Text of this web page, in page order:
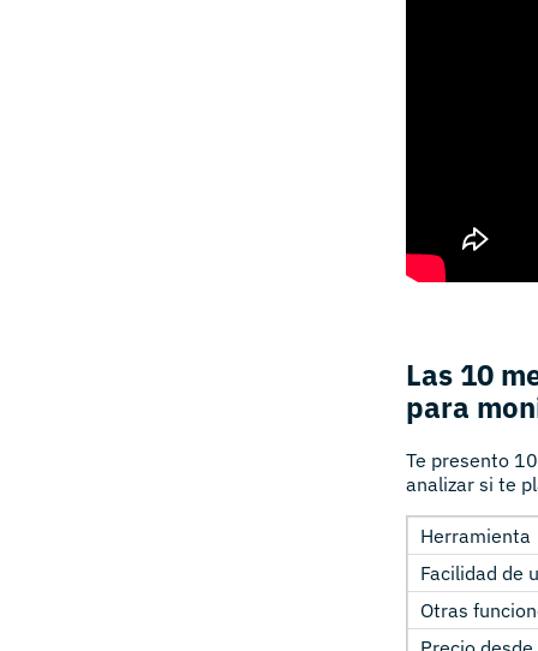
Las 10
para
Te presento
analizar si te